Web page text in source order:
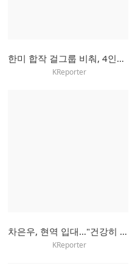
한미 합작 걸그룹 비춰, 4인조 걸셋으로 새 출발
KReporter
차은우, 현역 입대…"건강히 잘 다녀오겠다"
KReporter